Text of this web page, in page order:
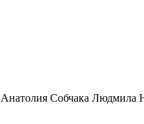
Собчака Людмила